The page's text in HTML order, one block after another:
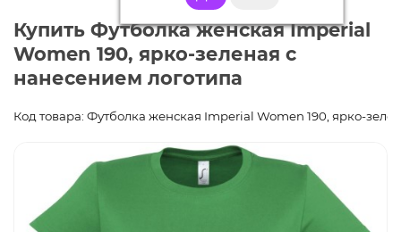
Купить Футболка женская Imperial
Women 190, ярко-зеленая с
нанесением логотипа
Код товара: Футболка женская Imperial Women 190, ярко-